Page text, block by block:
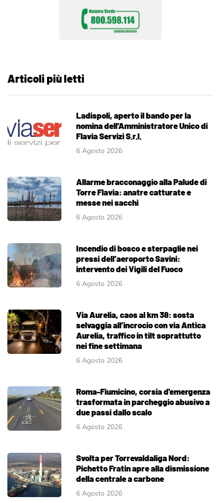
Articoli più letti
Ladispoli, aperto il bando per la
nomina dell’Amministratore Unico di
Flavia Servizi S.r.l.
6 Agosto 2026
Allarme bracconaggio alla Palude di
Torre Flavia: anatre catturate e
messe nei sacchi
6 Agosto 2026
Incendio di bosco e sterpaglie nei
pressi dell’aeroporto Savini:
intervento dei Vigili del Fuoco
6 Agosto 2026
Via Aurelia, caos al km 38: sosta
selvaggia all’incrocio con via Antica
Aurelia, traffico in tilt soprattutto
nei fine settimana
6 Agosto 2026
Roma-Fiumicino, corsia d'emergenza
trasformata in parcheggio abusivo a
due passi dallo scalo
6 Agosto 2026
Svolta per Torrevaldaliga Nord:
Pichetto Fratin apre alla dismissione
della centrale a carbone
6 Agosto 2026